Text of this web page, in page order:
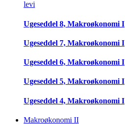
levi
Ugeseddel 8, Makroøkonomi I
Ugeseddel 7, Makroøkonomi I
Ugeseddel 6, Makroøkonomi I
Ugeseddel 5, Makroøkonomi I
Ugeseddel 4, Makroøkonomi I
Makroøkonomi II